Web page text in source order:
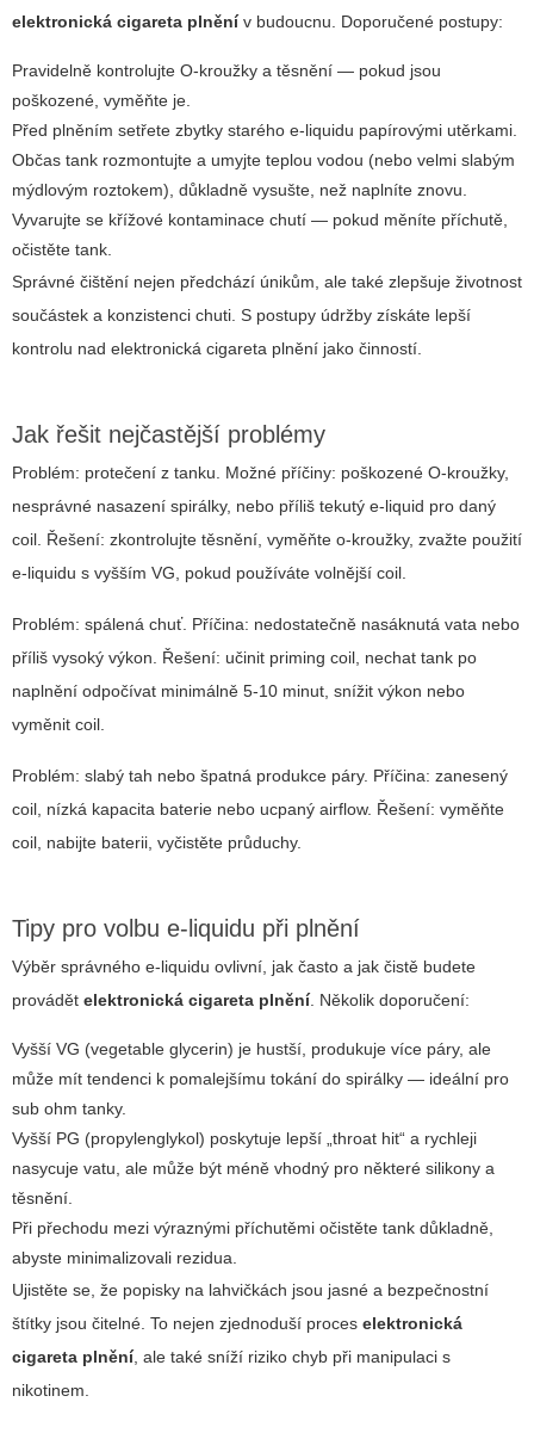
elektronická cigareta plněnív budoucnu. Doporučené postupy:
Pravidelně kontrolujte O-kroužky a těsnění — pokud jsou
poškozené, vyměňte je.
Před plněním setřete zbytky starého e-liquidu papírovými utěrkami.
Občas tank rozmontujte a umyjte teplou vodou (nebo velmi slabým
mýdlovým roztokem), důkladně vysušte, než naplníte znovu.
Vyvarujte se křížové kontaminace chutí — pokud měníte příchutě,
očistěte tank.
Správné čištění nejen předchází únikům, ale také zlepšuje životnost
součástek a konzistenci chuti. S postupy údržby získáte lepší
kontrolu nad elektronická cigareta plnění jako činností.
Jak řešit nejčastější problémy
Problém: protečení z tanku. Možné příčiny: poškozené O-kroužky,
nesprávné nasazení spirálky, nebo příliš tekutý e-liquid pro daný
coil. Řešení: zkontrolujte těsnění, vyměňte o-kroužky, zvažte použití
e-liquidu s vyšším VG, pokud používáte volnější coil.
Problém: spálená chuť. Příčina: nedostatečně nasáknutá vata nebo
příliš vysoký výkon. Řešení: učinit priming coil, nechat tank po
naplnění odpočívat minimálně 5-10 minut, snížit výkon nebo
vyměnit coil.
Problém: slabý tah nebo špatná produkce páry. Příčina: zanesený
coil, nízká kapacita baterie nebo ucpaný airflow. Řešení: vyměňte
coil, nabijte baterii, vyčistěte průduchy.
Tipy pro volbu e-liquidu při plnění
Výběr správného e-liquidu ovlivní, jak často a jak čistě budete
provádět elektronická cigareta plnění. Několik doporučení:
Vyšší VG (vegetable glycerin) je hustší, produkuje více páry, ale
může mít tendenci k pomalejšímu tokání do spirálky — ideální pro
sub ohm tanky.
Vyšší PG (propylenglykol) poskytuje lepší „throat hit“ a rychleji
nasycuje vatu, ale může být méně vhodný pro některé silikony a
těsnění.
Při přechodu mezi výraznými příchutěmi očistěte tank důkladně,
abyste minimalizovali rezidua.
Ujistěte se, že popisky na lahvičkách jsou jasné a bezpečnostní
štítky jsou čitelné. To nejen zjednoduší proces elektronická
cigareta plnění, ale také sníží riziko chyb při manipulaci s
nikotinem.